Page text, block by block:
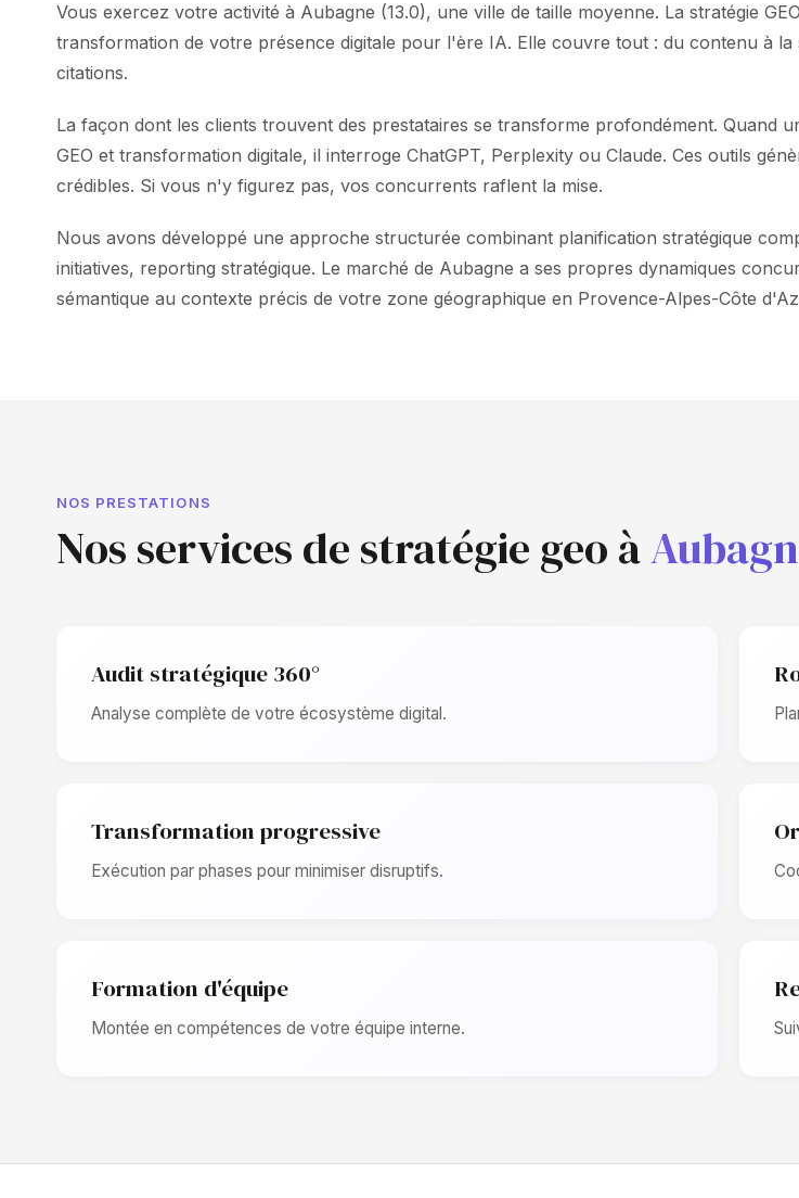
Vous exercez votre activité à Aubagne (13.0), une ville de taille moyenne. La stratégie
transformation de votre présence digitale pour l'ère IA. Elle couvre tout : du contenu à
citations.
La façon dont les clients trouvent des prestataires se transforme profondément. Quand
GEO et transformation digitale, il interroge ChatGPT, Perplexity ou Claude. Ces outils
crédibles. Si vous n'y figurez pas, vos concurrents raflent la mise.
Nous avons développé une approche structurée combinant planification stratégique
initiatives, reporting stratégique. Le marché de Aubagne a ses propres dynamiques
sémantique au contexte précis de votre zone géographique en Provence-Alpes-Côte
NOS PRESTATIONS
Nos services de stratégie geo à
Audit stratégique 360°
Analyse complète de votre écosystème digital.
Transformation progressive
Exécution par phases pour minimiser disruptifs.
Formation d'équipe
Montée en compétences de votre équipe interne.